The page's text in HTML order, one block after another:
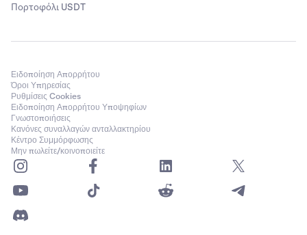
Πορτοφόλι USDT
Ειδοποίηση Απορρήτου
Όροι Υπηρεσίας
Ρυθμίσεις Cookies
Ειδοποίηση Απορρήτου Υποψηφίων
Γνωστοποιήσεις
Κανόνες συναλλαγών ανταλλακτηρίου
Κέντρο Συμμόρφωσης
Μην πωλείτε/κοινοποιείτε